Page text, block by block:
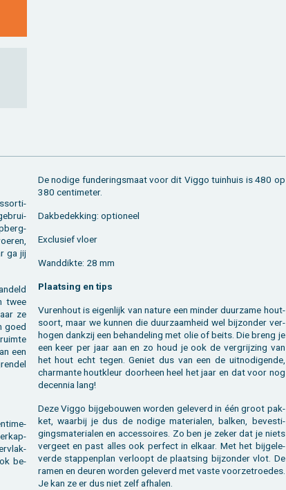
ga jij
twee
ze
goed
een
be­
De no­di­ge fun­de­rings­maat voor dit Viggo tuin­huis is 480 op
380 cen­ti­me­ter.
Dak­be­dek­king: op­ti­o­neel
Ex­clu­sief vloer
Wand­dik­te: 28 mm
Plaat­sing en tips
Vu­ren­hout is ei­gen­lijk van na­tu­re een min­der duur­za­me hout­
soort, maar we kun­nen die duur­zaam­heid wel bij­zon­der ver­
ho­gen dank­zij een be­han­de­ling met olie of beits. Die breng je
een keer per jaar aan en zo houd je ook de ver­grij­zing van
het hout echt tegen. Ge­niet dus van een de uit­no­di­gen­de,
char­man­te hout­kleur door­heen heel het jaar en dat voor nog
de­cen­nia lang!
Deze Viggo bij­ge­bou­wen wor­den ge­le­verd in één groot pak­
ket, waar­bij je dus de no­di­ge ma­te­ri­a­len, bal­ken, be­ves­ti­
gings­ma­te­ri­a­len en ac­ces­soi­res. Zo ben je zeker dat je niets
ver­geet en past alles ook per­fect in el­kaar. Met het bij­ge­le­
ver­de stap­pen­plan ver­loopt de plaat­sing bij­zon­der vlot. De
ramen en deu­ren wor­den ge­le­verd met vaste voor­ze­t­roe­des.
Je kan ze er dus niet zelf af­ha­len.